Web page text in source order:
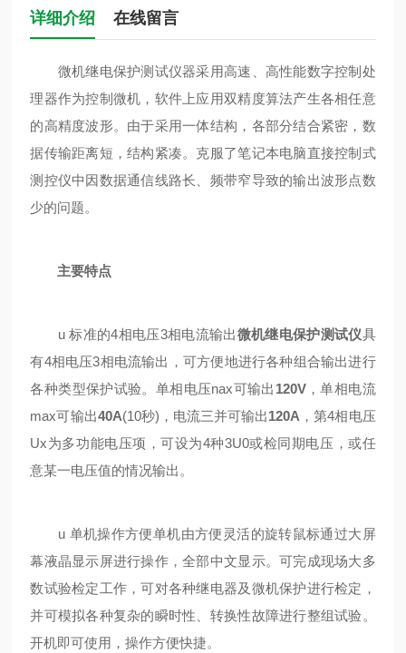
详细介绍 在线留言
微机继电保护测试仪器采用高速、高性能数字控制处
理器作为控制微机，软件上应用双精度算法产生各相任意
的高精度波形。由于采用一体结构，各部分结合紧密，数
据传输距离短，结构紧凑。克服了笔记本电脑直接控制式
测控仪中因数据通信线路长、频带窄导致的输出波形点数
少的问题。
主要特点
u 标准的4相电压3相电流输出微机继电保护测试仪具
有4相电压3相电流输出，可方便地进行各种组合输出进行
各种类型保护试验。单相电压nax可输出 120V，单相电流
max可输出40A(10秒)，电流三并可输出120A ，第4相电压
Ux为多功能电压项，可设为4种3U0或检同期电压，或任
意某一电压值的情况输出。
u 单机操作方便单机由方便灵活的旋转鼠标通过大屏
幕液晶显示屏进行操作，全部中文显示。可完成现场大多
数试验检定工作，可对各种继电器及微机保护进行检定，
并可模拟各种复杂的瞬时性、转换性故障进行整组试验。
开机即可使用，操作方便快捷。